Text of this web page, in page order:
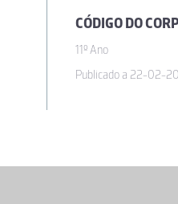
CÓDIGO DO
11º Ano
Publicado a 22-02-